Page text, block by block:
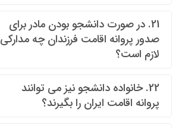
21. در صورت دانشجو بودن مادر برای
صدور پروانه اقامت فرزندان چه مدارکی
لازم است؟
22. خانواده دانشجو نیز می توانند
پروانه اقامت ایران را بگیرند؟